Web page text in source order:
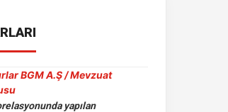
BGM A.Ş / Mevzuat
yapılan